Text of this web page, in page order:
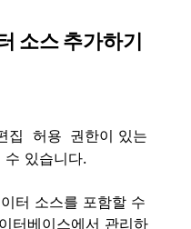
소스 추가하기
집 허용 권한이 있는
수 있습니다.
터 소스를 포함할 수
터베이스에서 관리하